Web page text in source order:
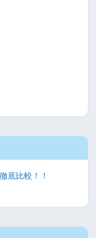
底比較！！